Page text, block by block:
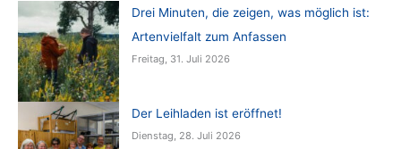
Drei Minuten, die zeigen, was möglich ist:
Artenvielfalt zum Anfassen
Freitag, 31. Juli 2026
Der Leihladen ist eröffnet!
Dienstag, 28. Juli 2026